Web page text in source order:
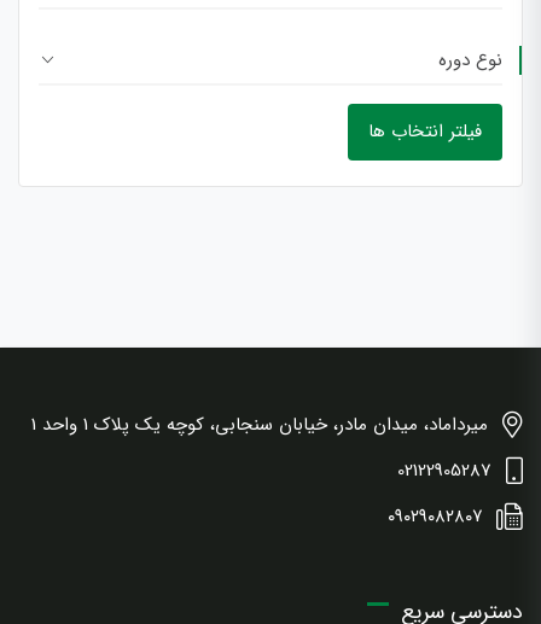
نوع دوره
فیلتر انتخاب ها
میرداماد، میدان مادر، خیابان سنجابی، کوچه یک پلاک 1 واحد 1
02122905287
۰۹۰۲۹۰۸۲۸۰۷
دسترسی سریع